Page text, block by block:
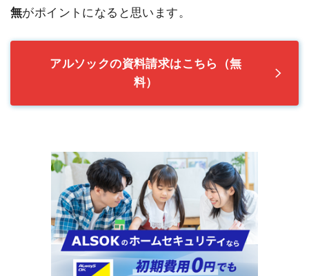
無がポイントになると思います。
アルソックの資料請求はこちら（無
料）